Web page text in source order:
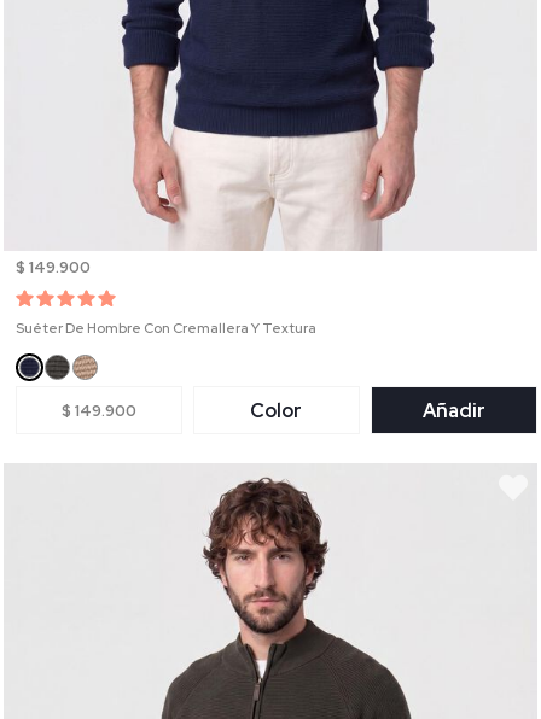
$ 149.900
Suéter De Hombre Con Cremallera Y Textura
$ 149.900 Color Añadir